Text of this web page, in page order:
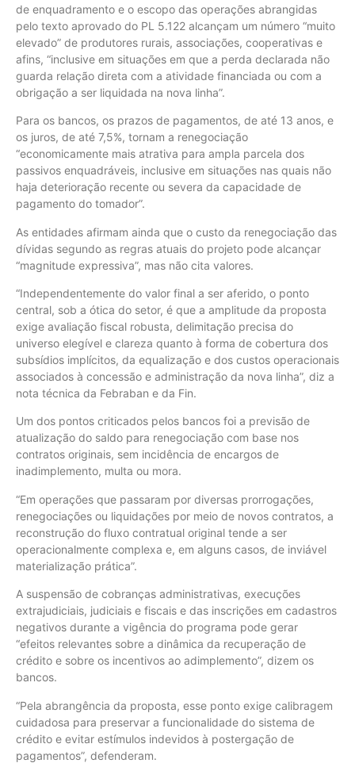
de enquadramento e o escopo das operações abrangidas
pelo texto aprovado do PL 5.122 alcançam um número “muito
elevado” de produtores rurais, associações, cooperativas e
afins, “inclusive em situações em que a perda declarada não
guarda relação direta com a atividade financiada ou com a
obrigação a ser liquidada na nova linha”.
Para os bancos, os prazos de pagamentos, de até 13 anos, e
os juros, de até 7,5%, tornam a renegociação
“economicamente mais atrativa para ampla parcela dos
passivos enquadráveis, inclusive em situações nas quais não
haja deterioração recente ou severa da capacidade de
pagamento do tomador”.
As entidades afirmam ainda que o custo da renegociação das
dívidas segundo as regras atuais do projeto pode alcançar
“magnitude expressiva”, mas não cita valores.
“Independentemente do valor final a ser aferido, o ponto
central, sob a ótica do setor, é que a amplitude da proposta
exige avaliação fiscal robusta, delimitação precisa do
universo elegível e clareza quanto à forma de cobertura dos
subsídios implícitos, da equalização e dos custos operacionais
associados à concessão e administração da nova linha”, diz a
nota técnica da Febraban e da Fin.
Um dos pontos criticados pelos bancos foi a previsão de
atualização do saldo para renegociação com base nos
contratos originais, sem incidência de encargos de
inadimplemento, multa ou mora.
“Em operações que passaram por diversas prorrogações,
renegociações ou liquidações por meio de novos contratos, a
reconstrução do fluxo contratual original tende a ser
operacionalmente complexa e, em alguns casos, de inviável
materialização prática”.
A suspensão de cobranças administrativas, execuções
extrajudiciais, judiciais e fiscais e das inscrições em cadastros
negativos durante a vigência do programa pode gerar
“efeitos relevantes sobre a dinâmica da recuperação de
crédito e sobre os incentivos ao adimplemento”, dizem os
bancos.
“Pela abrangência da proposta, esse ponto exige calibragem
cuidadosa para preservar a funcionalidade do sistema de
crédito e evitar estímulos indevidos à postergação de
pagamentos”, defenderam.